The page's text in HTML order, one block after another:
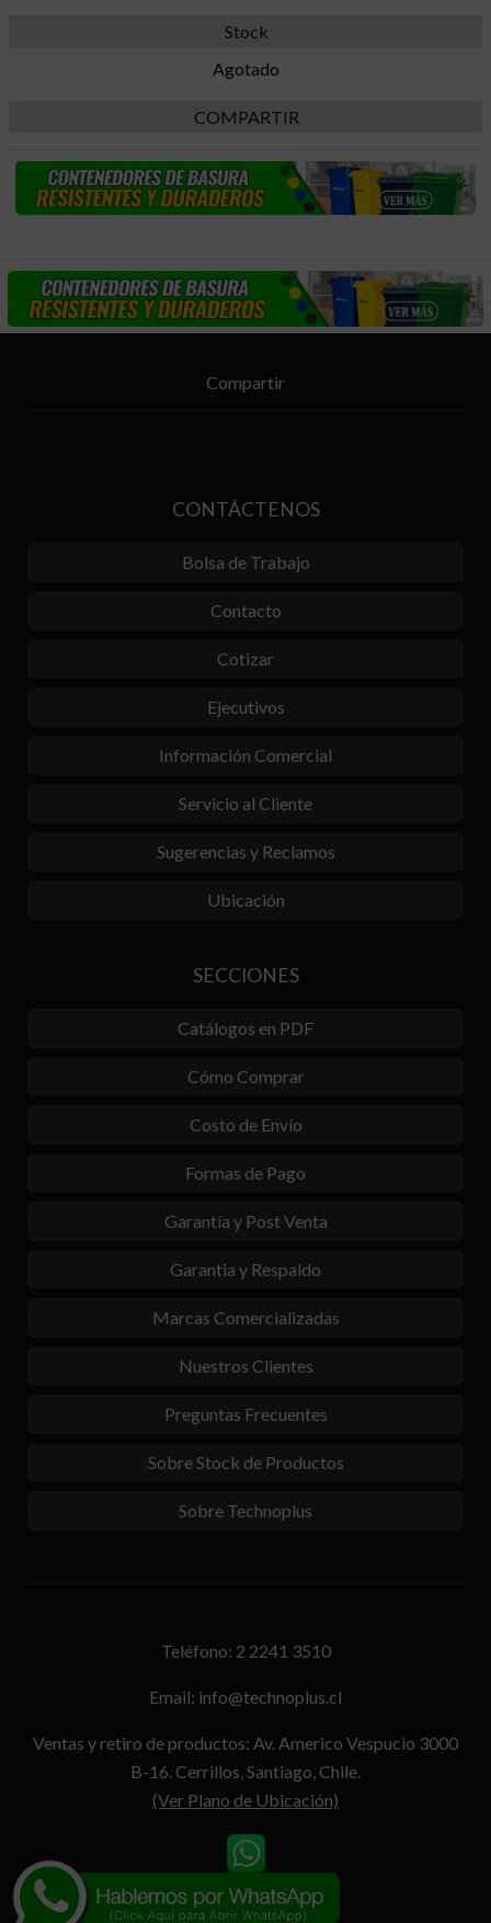
Stock
Agotado
COMPARTIR
Compartir
CONTÁCTENOS
Bolsa de Trabajo
Contacto
Cotizar
Ejecutivos
Información Comercial
Servicio al Cliente
Sugerencias y Reclamos
Ubicación
SECCIONES
Catálogos en PDF
Cómo Comprar
Costo de Envío
Formas de Pago
Garantía y Post Venta
Garantia y Respaldo
Marcas Comercializadas
Nuestros Clientes
Preguntas Frecuentes
Sobre Stock de Productos
Sobre Technoplus
Teléfono: 2 2241 3510
Email: info@technoplus.cl
Ventas y retiro de productos: Av. Americo Vespucio 3000
B-16. Cerrillos, Santiago, Chile.
(Ver Plano de Ubicación)